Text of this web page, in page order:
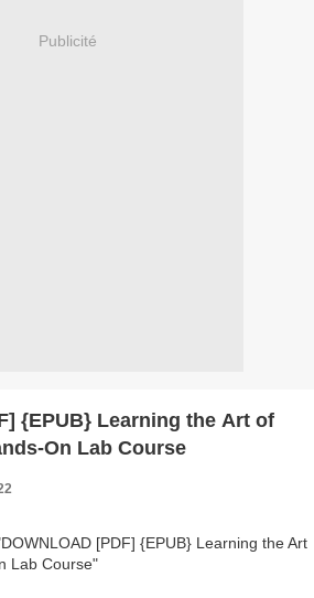
Publicité
{EPUB} Learning the Art of
On Lab Course